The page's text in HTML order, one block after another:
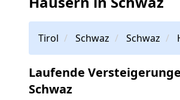
Tirol Schwaz Schwaz
Laufende
Schwaz